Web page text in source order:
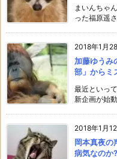
まいんちゃ
った福原遥
2018年1月
加藤ゆうみ
部」からミ
最近といっ
新企画が始
2018年1月
岡本真夜の
病気なのか?